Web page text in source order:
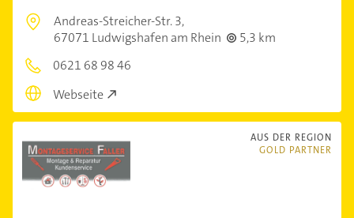
Andreas-Streicher-Str. 3,
67071 Ludwigshafen am Rhein
5,3 km
0621 68 98 46
Webseite
AUS DER REGION
GOLD PARTNER